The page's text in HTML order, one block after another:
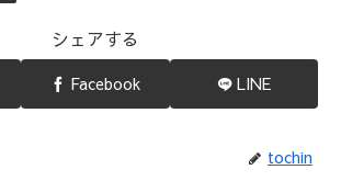
シェアする
Facebook LINE
tochin